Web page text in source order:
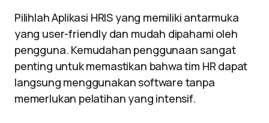
Pilihlah Aplikasi HRIS yang memiliki antarmuka
yang user-friendly dan mudah dipahami oleh
pengguna. Kemudahan penggunaan sangat
penting untuk memastikan bahwa tim HR dapat
langsung menggunakan software tanpa
memerlukan pelatihan yang intensif.